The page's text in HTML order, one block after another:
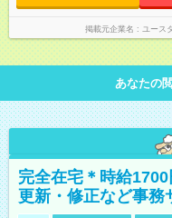
掲載元企業名 ユース
あなたの
完全在宅＊時給
更新・修正など事務